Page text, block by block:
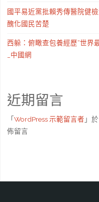
國平易近黨批賴秀傳醫院健
醜化國民苦楚
西躲：俯瞰查包養經歷“世界
_中國網
近期留言
「WordPress 示範留言者 」
佈留言